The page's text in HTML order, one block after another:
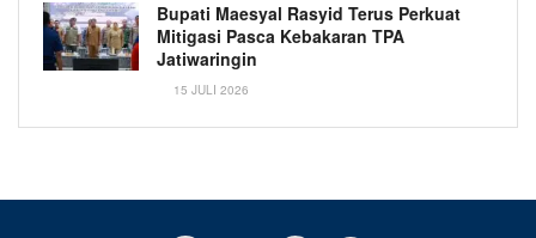
Bupati Maesyal Rasyid Terus Perkuat
Mitigasi Pasca Kebakaran TPA
Jatiwaringin
15 JULI 2026